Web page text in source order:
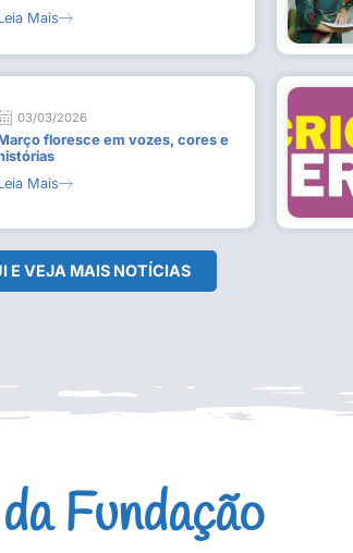
Mais
03/03/2026
floresce em vozes, cores e
Mais
E VEJA MAIS NOTÍCIAS
Fundação